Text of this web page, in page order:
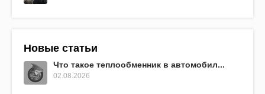
Новые статьи
Что такое теплообменник в автомобил...
02.08.2026